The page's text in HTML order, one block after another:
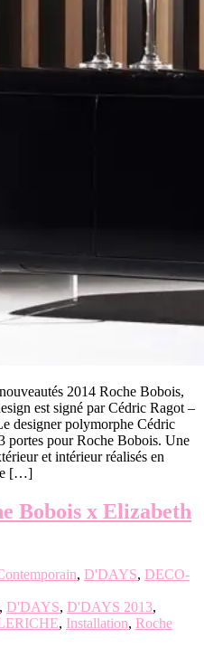
2014 Roche Bobois,
est signé par Cédric Ragot –
designer polymorphe Cédric
pour Roche Bobois. Une
et intérieur réalisés en
[…]
Bobois x Elizabeth
, D'DAYS, DECO-
, D'DAYS, D'DAYS 2013,
, Installation, Roche